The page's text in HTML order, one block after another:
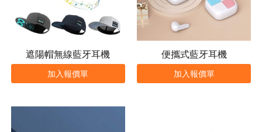
遮陽帽無線藍牙耳機
加入報價單
便攜式藍牙耳機
加入報價單